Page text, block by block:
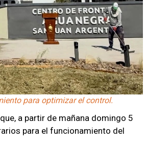
para optimizar el control.
a partir de mañana domingo 5
para el funcionamiento del